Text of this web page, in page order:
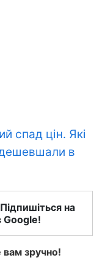
спад цін. Які
в
на
Google!
зручно!